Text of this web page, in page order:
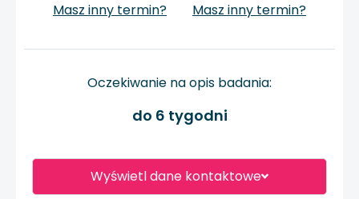
Wyświetl dane kontaktowe
Masz inny termin?
Masz inny termin?
Oczekiwanie na opis badania:
do 6 tygodni